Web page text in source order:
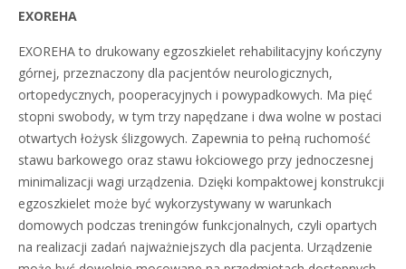
EXOREHA
EXOREHA to drukowany egzoszkielet rehabilitacyjny kończyny
górnej, przeznaczony dla pacjentów neurologicznych,
ortopedycznych, pooperacyjnych i powypadkowych. Ma pięć
stopni swobody, w tym trzy napędzane i dwa wolne w postaci
otwartych łożysk ślizgowych. Zapewnia to pełną ruchomość
stawu barkowego oraz stawu łokciowego przy jednoczesnej
minimalizacji wagi urządzenia. Dzięki kompaktowej konstrukcji
egzoszkielet może być wykorzystywany w warunkach
domowych podczas treningów funkcjonalnych, czyli opartych
na realizacji zadań najważniejszych dla pacjenta. Urządzenie